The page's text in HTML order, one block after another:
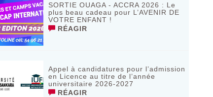
SORTIE OUAGA - ACCRA 2026 : Le
plus beau cadeau pour L’AVENIR DE
VOTRE ENFANT !
RÉAGIR
Appel à candidatures pour l’admission
en Licence au titre de l’année
universitaire 2026-2027
RÉAGIR